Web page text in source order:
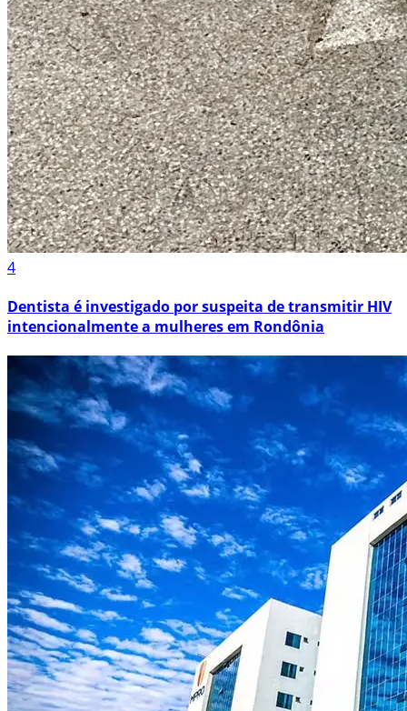
4
Dentista é investigado por suspeita de transmitir HIV
intencionalmente a mulheres em Rondônia